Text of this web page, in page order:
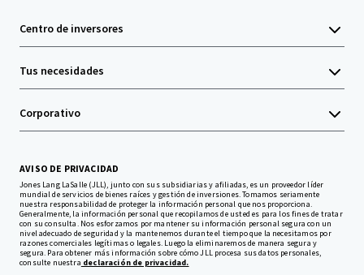
Centro de inversores
Tus necesidades
Corporativo
AVISO DE PRIVACIDAD
Jones Lang LaSalle (JLL), junto con sus subsidiarias y afiliadas, es un proveedor líder
mundial de servicios de bienes raíces y gestión de inversiones. Tomamos seriamente
nuestra responsabilidad de proteger la información personal que nos proporciona.
Generalmente, la información personal que recopilamos de usted es para los fines de tratar
con su consulta. Nos esforzamos por mantener su información personal segura con un
nivel adecuado de seguridad y la mantenemos durante el tiempo que la necesitamos por
razones comerciales legítimas o legales. Luego la eliminaremos de manera segura y
segura. Para obtener más información sobre cómo JLL procesa sus datos personales,
consulte nuestra declaración de privacidad.